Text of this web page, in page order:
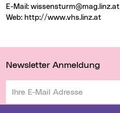
E-Mail: wissensturm@mag.linz.at
Web: http://www.vhs.linz.at
Newsletter Anmeldung